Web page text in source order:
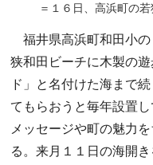
＝１６日、高浜町の
福井県高浜町和田小の
狭和田ビーチに木製の
ド」と名付けた海まで
てもらおうと毎年設置
メッセージや町の魅力
る。来月１１日の海開